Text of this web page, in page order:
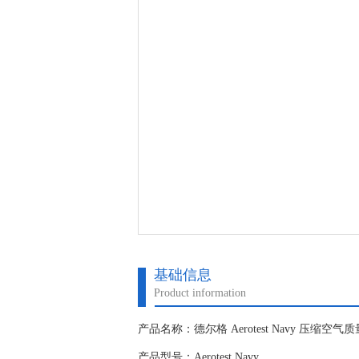
基础信息
Product information
产品名称：德尔格 Aerotest Navy 压缩空气质